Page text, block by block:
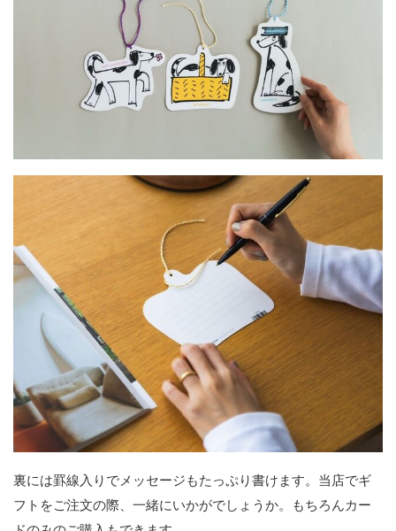
裏には罫線入りでメッセージもたっぷり書けます。当店でギ
フトをご注文の際、一緒にいかがでしょうか。もちろんカー